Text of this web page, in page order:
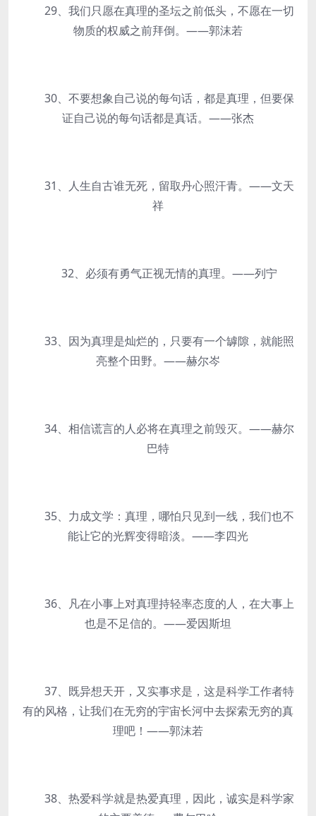
29、我们只愿在真理的圣坛之前低头，不愿在一切
物质的权威之前拜倒。——郭沫若
30、不要想象自己说的每句话，都是真理，但要保
证自己说的每句话都是真话。——张杰
31、人生自古谁无死，留取丹心照汗青。——文天
祥
32、必须有勇气正视无情的真理。——列宁
33、因为真理是灿烂的，只要有一个罅隙，就能照
亮整个田野。——赫尔岑
34、相信谎言的人必将在真理之前毁灭。——赫尔
巴特
35、力成文学：真理，哪怕只见到一线，我们也不
能让它的光辉变得暗淡。——李四光
36、凡在小事上对真理持轻率态度的人，在大事上
也是不足信的。——爱因斯坦
37、既异想天开，又实事求是，这是科学工作者特
有的风格，让我们在无穷的宇宙长河中去探索无穷的真
理吧！——郭沫若
38、热爱科学就是热爱真理，因此，诚实是科学家